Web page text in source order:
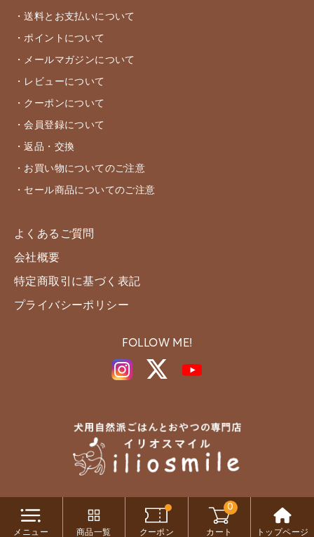
・送料とお支払いについて
・ポイントについて
・メールマガジンについて
・レビューについて
・クーポンについて
・会員登録について
・返品・交換
・お買い物についてのご注意
・セール商品についてのご注意
よくあるご質問
会社概要
特定商取引に基づく表記
プライバシーポリシー
FOLLOW ME!
Copyright c iliosmile All Rights Reserved.
メニュー 商品一覧 クーポン
0
カート トップページ